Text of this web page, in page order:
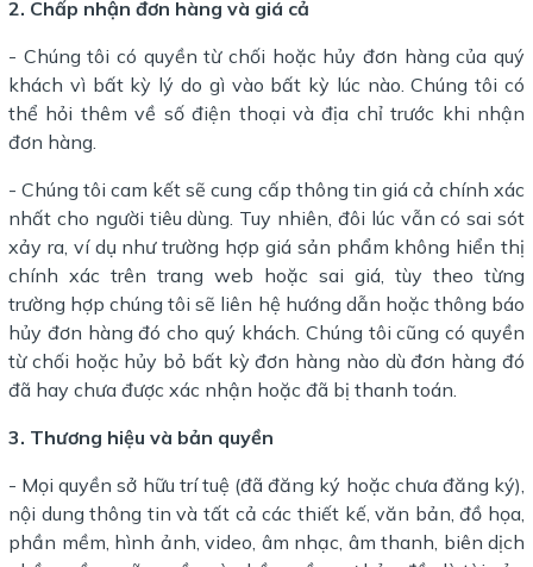
2. Chấp nhận đơn hàng và giá cả
- Chúng tôi có quyền từ chối hoặc hủy đơn hàng của quý
khách vì bất kỳ lý do gì vào bất kỳ lúc nào. Chúng tôi có
thể hỏi thêm về số điện thoại và địa chỉ trước khi nhận
đơn hàng.
- Chúng tôi cam kết sẽ cung cấp thông tin giá cả chính xác
nhất cho người tiêu dùng. Tuy nhiên, đôi lúc vẫn có sai sót
xảy ra, ví dụ như trường hợp giá sản phẩm không hiển thị
chính xác trên trang web hoặc sai giá, tùy theo từng
trường hợp chúng tôi sẽ liên hệ hướng dẫn hoặc thông báo
hủy đơn hàng đó cho quý khách. Chúng tôi cũng có quyền
từ chối hoặc hủy bỏ bất kỳ đơn hàng nào dù đơn hàng đó
đã hay chưa được xác nhận hoặc đã bị thanh toán.
3. Thương hiệu và bản quyền
- Mọi quyền sở hữu trí tuệ (đã đăng ký hoặc chưa đăng ký),
nội dung thông tin và tất cả các thiết kế, văn bản, đồ họa,
phần mềm, hình ảnh, video, âm nhạc, âm thanh, biên dịch